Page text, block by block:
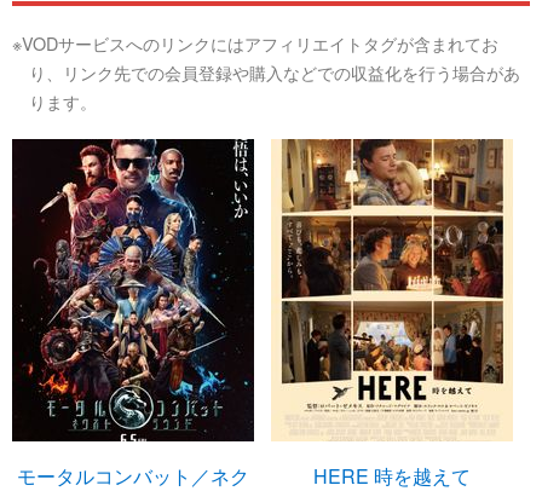
※VODサービスへのリンクにはアフィリエイトタグが含まれてお
り、リンク先での会員登録や購入などでの収益化を行う場合があ
ります。
モータルコンバット／ネク
HERE 時を越えて